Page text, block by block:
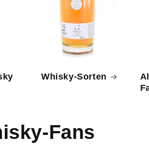
Whisky-Sorten
Fans